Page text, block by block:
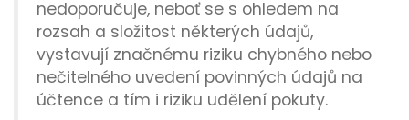
nedoporučuje, neboť se s ohledem na
rozsah a složitost některých údajů,
vystavují značnému riziku chybného nebo
nečitelného uvedení povinných údajů na
účtence a tím i riziku udělení pokuty.